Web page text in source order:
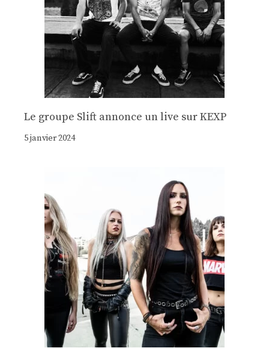
Le groupe Slift annonce un live sur KEXP
5 janvier 2024